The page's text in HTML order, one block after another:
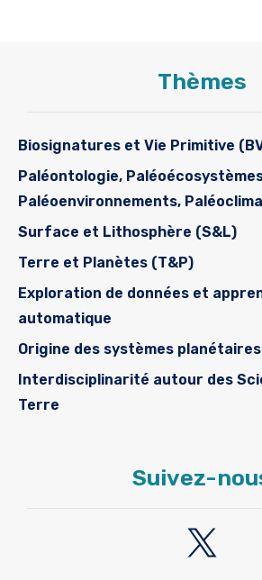
Thèmes
Biosignatures et Vie Primitive
Paléontologie,
Paléoenvironnements,
Surface et Lithosphère (S&L)
Terre et Planètes (T&P)
Exploration de données et
automatique
Origine des systèmes planétaires
Interdisciplinarité autour des
Terre
Suivez-